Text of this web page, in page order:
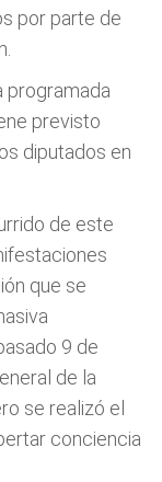
por parte de
programada
previsto
diputados en
de este
que se
9 de
de la
se realizó el
conciencia